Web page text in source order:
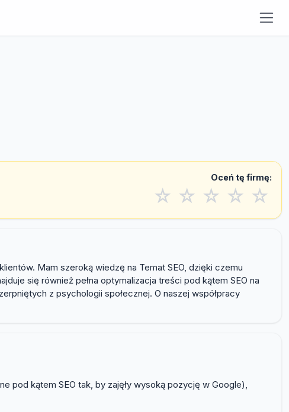
Oceń tę firmę:
☆ ☆ ☆ ☆ ☆
Mam szeroką wiedzę na Temat SEO, dzięki czemu
się również pełna optymalizacja treści pod kątem SEO na
z psychologii społecznej. O naszej współpracy
pod kątem SEO tak, by zajęły wysoką pozycję w Google),